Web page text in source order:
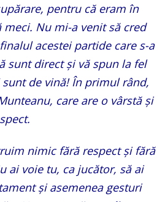
pentru că eram în
meci. Nu mi-a venit să cred
acestei partide care s-a
sunt direct și vă spun la fel
de vină! În primul rând,
care are o vârstă și
nimic fără respect și fără
ai voie tu, ca jucător, să ai
și asemenea gesturi